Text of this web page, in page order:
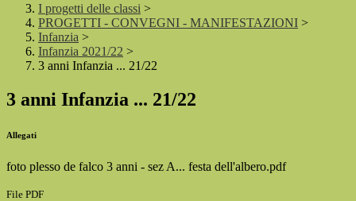
I progetti delle classi >
PROGETTI - CONVEGNI - MANIFESTAZIONI >
Infanzia >
Infanzia 2021/22 >
3 anni Infanzia ... 21/22
3 anni Infanzia ... 21/22
Allegati
foto plesso de falco 3 anni - sez A... festa dell'albero.pdf
File PDF